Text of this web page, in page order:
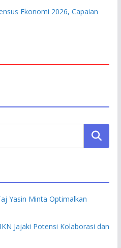
Ekonomi 2026, Capaian
Yasin Minta Optimalkan
Jajaki Potensi Kolaborasi dan